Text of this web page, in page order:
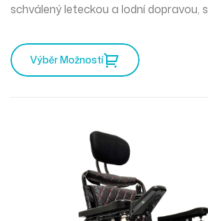
schválený leteckou a lodní dopravou,
komfort a svoboda pohybu, kamkoli se
Výběr Možností